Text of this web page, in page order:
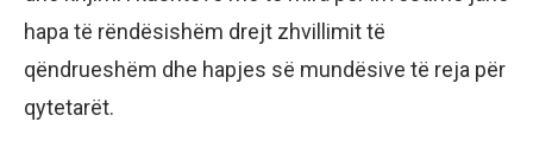
hapa të rëndësishëm drejt zhvillimit të
qëndrueshëm dhe hapjes së mundësive të reja për
qytetarët.